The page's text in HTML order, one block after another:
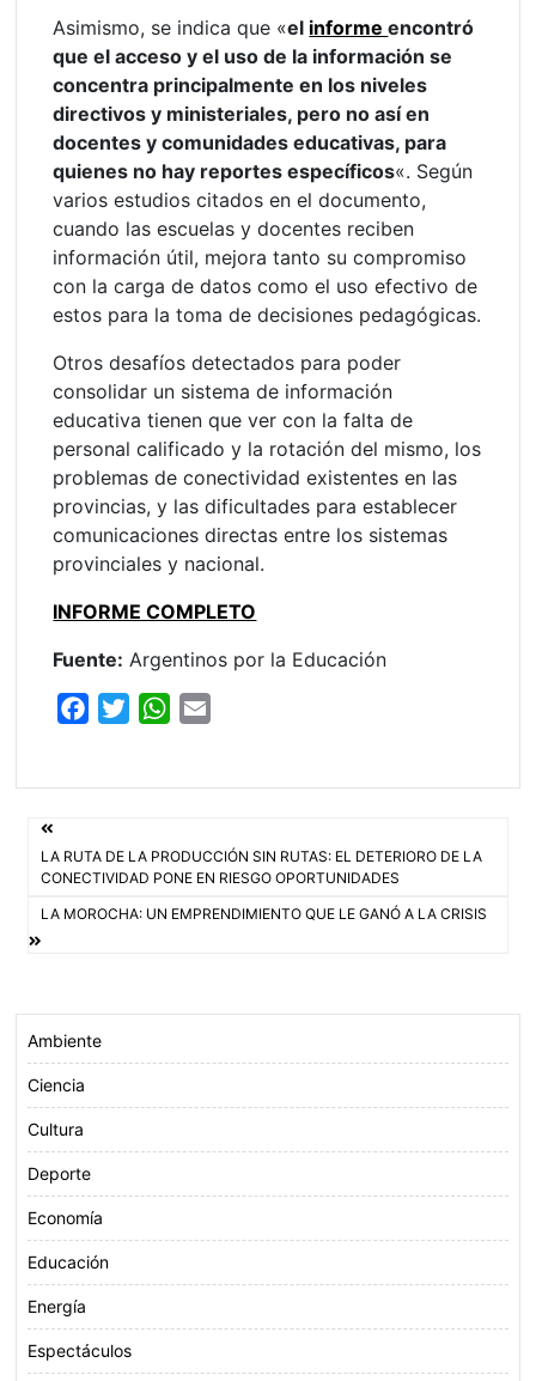
Asimismo, se indica que «el informeencontró
que el acceso y el uso de la información se
concentra principalmente en los niveles
directivos y ministeriales, pero no así en
docentes y comunidades educativas, para
quienes no hay reportes específicos«. Según
varios estudios citados en el documento,
cuando las escuelas y docentes reciben
información útil, mejora tanto su compromiso
con la carga de datos como el uso efectivo de
estos para la toma de decisiones pedagógicas.
Otros desafíos detectados para poder
consolidar un sistema de información
educativa tienen que ver con la falta de
personal calificado y la rotación del mismo, los
problemas de conectividad existentes en las
provincias, y las dificultades para establecer
comunicaciones directas entre los sistemas
provinciales y nacional.
INFORME COMPLETO
Fuente: Argentinos por la Educación
o
k
e
W
A
p
Navegación
de
entradas
LA RUTA DE LA PRODUCCIÓN SIN RUTAS: EL DETERIORO DE LA
CONECTIVIDAD PONE EN RIESGO OPORTUNIDADES
LA MOROCHA: UN EMPRENDIMIENTO QUE LE GANÓ A LA CRISIS
Ambiente
Ciencia
Cultura
Deporte
Economía
Educación
Energía
Espectáculos